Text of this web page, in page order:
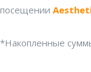
посещении
*Накопленные